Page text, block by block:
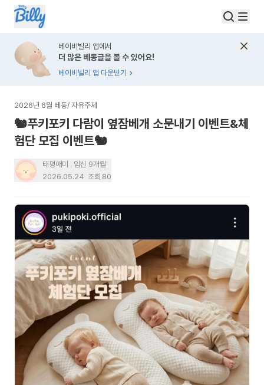
베이비빌리 앱에서
더 많은 베동글을 볼 수 있어요!
베이비빌리 앱 다운받기
2026년 6월 베동/ 자유주제
🐿️푸키포키 다람이 옆잠베개 소문내기 이벤트&체
험단 모집 이벤트🐿️
태평애미
임신 9개월
2026.05.24 조회 80